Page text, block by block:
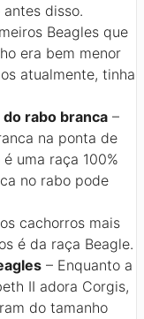
disso.
Beagles que
era bem menor
atualmente, tinha
rabo branca –
na ponta de
uma raça 100%
no rabo pode
cachorros mais
é da raça Beagle.
– Enquanto a
II adora Corgis,
do tamanho